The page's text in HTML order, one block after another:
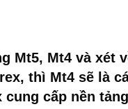
Mt5, Mt4 và xét
thì Mt4 sẽ là
cung cấp nền